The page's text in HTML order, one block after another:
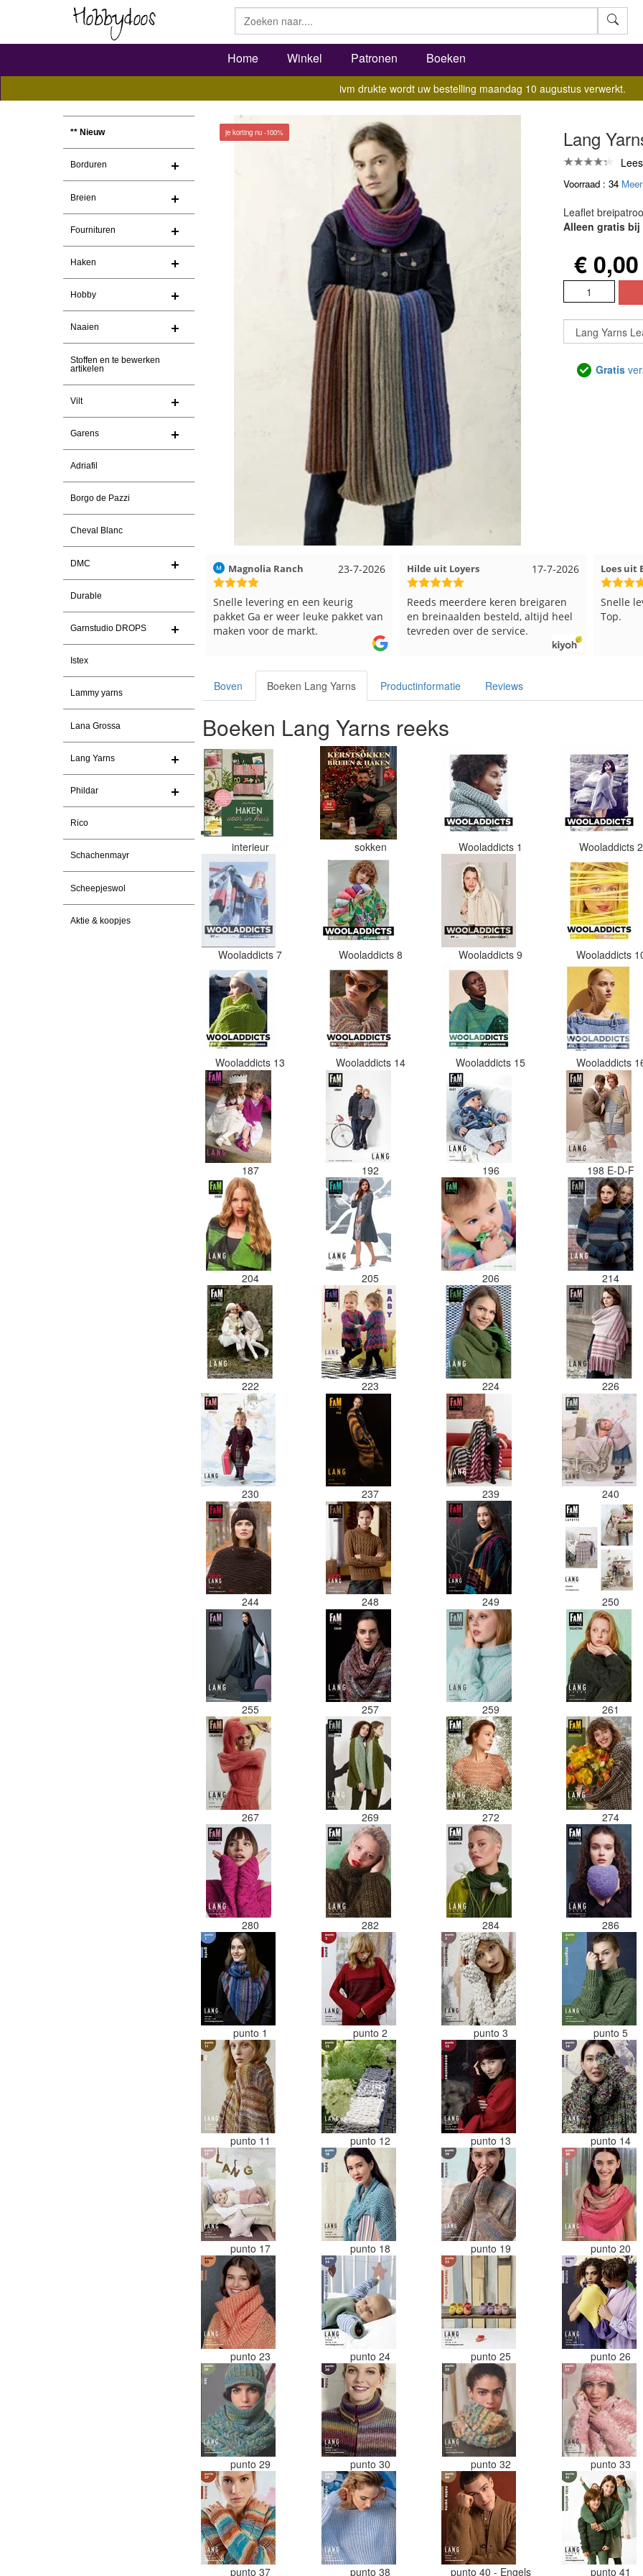
Home Winkel Patronen Boeken
ivm drukte wordt uw bestelling maandag 10 augustus verwerkt.
** Nieuw
Borduren
Breien
Fournituren
Haken
Hobby
Naaien
Stoffen en te bewerken
artikelen
Vilt
Garens
Adriafil
Borgo de Pazzi
Cheval Blanc
DMC
Durable
Garnstudio DROPS
Istex
Lammy yarns
Lana Grossa
Lang Yarns
Phildar
Rico
Schachenmayr
Scheepjeswol
Aktie & koopjes
je korting nu -100% Lang
Voorraad : 34
Leaflet
Alleen gratis bij
€ 0,00
Gratis
23-7-2026
Magnolia Ranch
Snelle levering en een keurig
pakket Ga er weer leuke pakket van
maken voor de markt.
17-7-2026
Hilde uit Loyers
Reeds meerdere keren breigaren
en breinaalden besteld, altijd heel
tevreden over de service.
12-7-2026
Loes uit EMMELOORD
Snelle levering en keurig verpakt.
Top.
Boven Boeken Lang Yarns Productinformatie Reviews
Boeken Lang Yarns reeks
interieur sokken Wooladdicts 1 Wooladdicts 2
Wooladdicts 7 Wooladdicts 8 Wooladdicts 9 Wooladdicts
Wooladdicts 13 Wooladdicts 14 Wooladdicts 15 Wooladdicts
187 192 196 198 E-D-F
204 205 206 214
222 223 224 226
230 237 239 240
244 248 249 250
255 257 259 261
267 269 272 274
280 282 284 286
punto 1 punto 2 punto 3 punto 5
punto 11 punto 12 punto 13 punto 14
punto 17 punto 18 punto 19 punto 20
punto 23 punto 24 punto 25 punto 26
punto 29 punto 30 punto 32 punto 33
punto 37 punto 38 punto 40 - Engels punto 41